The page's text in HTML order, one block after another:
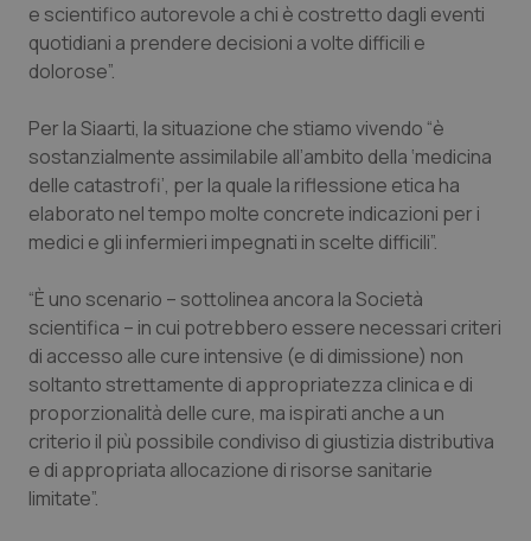
Rene & patologie urogenitali
Sangue & coagulazione
Tiroide
Tumore ovarico
Tumori del Polmone & Testa Collo
Tumori gastrointestinali
e scientifico autorevole a chi è costretto dagli eventi
quotidiani a prendere decisioni a volte difficili e
dolorose”.
Per la Siaarti, la situazione che stiamo vivendo “è
sostanzialmente assimilabile all’ambito della ‘medicina
delle catastrofi’, per la quale la riflessione etica ha
elaborato nel tempo molte concrete indicazioni per i
medici e gli infermieri impegnati in scelte difficili”.
“È uno scenario – sottolinea ancora la Società
scientifica – in cui potrebbero essere necessari criteri
di accesso alle cure intensive (e di dimissione) non
soltanto strettamente di appropriatezza clinica e di
proporzionalità delle cure, ma ispirati anche a un
criterio il più possibile condiviso di giustizia distributiva
e di appropriata allocazione di risorse sanitarie
limitate”.